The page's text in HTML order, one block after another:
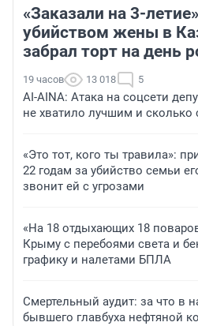
«Заказали на 3-
убийством жены в
забрал торт на день
19 часов 13 018 5
AI-AINA: Атака на соцсети
не хватило лучшим и сколько
«Это тот, кого ты травила»:
22 годам за убийство семьи
звонит ей с угрозами
«На 18 отдыхающих 18
Крыму с перебоями света и
графику и налетами БПЛА
Смертельный аудит: за что в
бывшего главбуха нефтяной